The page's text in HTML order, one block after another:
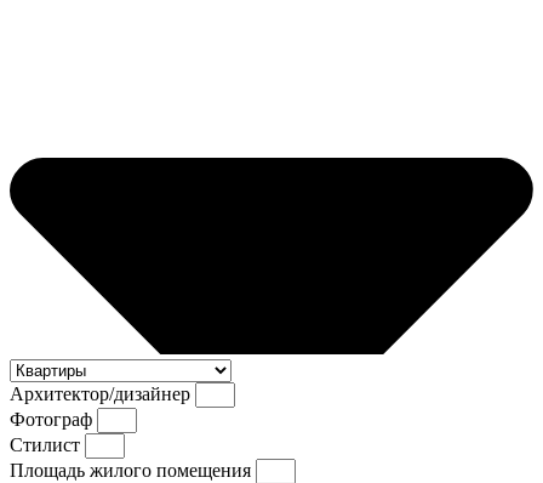
Архитектор/дизайнер
Фотограф
Стилист
Площадь жилого помещения